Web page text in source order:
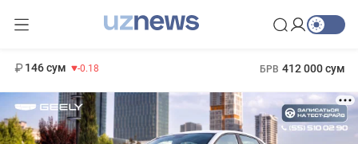
146 сум -0.18 БРВ 412 000 сум